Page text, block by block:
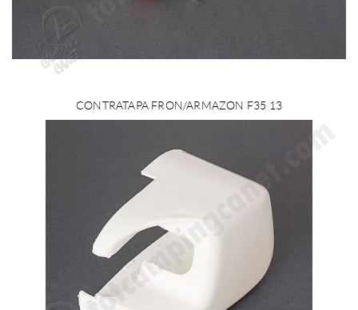
CONTRATAPA FRON/ARMAZON F35 13